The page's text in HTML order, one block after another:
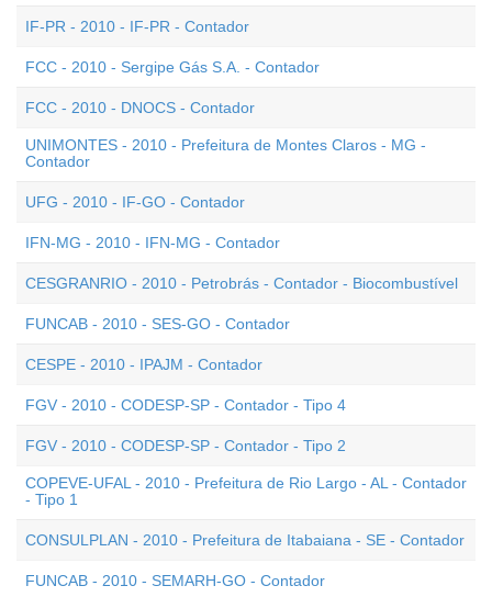
IF-PR - 2010 - IF-PR - Contador
FCC - 2010 - Sergipe Gás S.A. - Contador
FCC - 2010 - DNOCS - Contador
UNIMONTES - 2010 - Prefeitura de Montes Claros - MG -
Contador
UFG - 2010 - IF-GO - Contador
IFN-MG - 2010 - IFN-MG - Contador
CESGRANRIO - 2010 - Petrobrás - Contador - Biocombustível
FUNCAB - 2010 - SES-GO - Contador
CESPE - 2010 - IPAJM - Contador
FGV - 2010 - CODESP-SP - Contador - Tipo 4
FGV - 2010 - CODESP-SP - Contador - Tipo 2
COPEVE-UFAL - 2010 - Prefeitura de Rio Largo - AL - Contador
- Tipo 1
CONSULPLAN - 2010 - Prefeitura de Itabaiana - SE - Contador
FUNCAB - 2010 - SEMARH-GO - Contador